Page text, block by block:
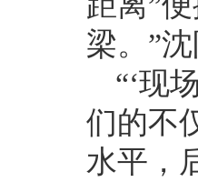
梁。”
“‘现
们的不
水平，